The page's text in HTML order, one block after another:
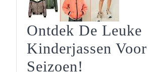
Ontdek De Leuke
Kinderjassen
Seizoen!